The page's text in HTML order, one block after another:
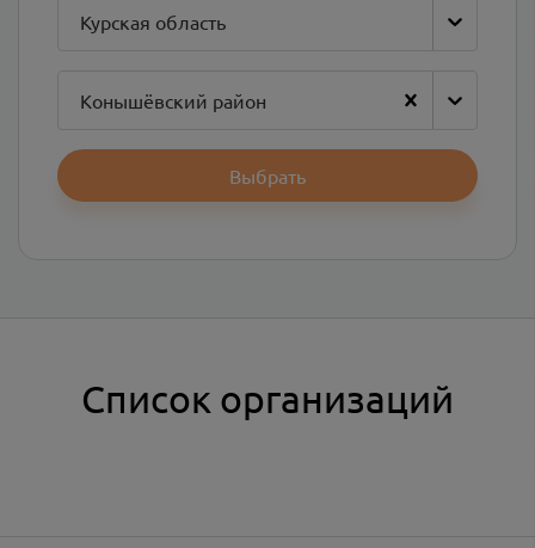
Курская область
Конышёвский район
Выбрать
Список организаций